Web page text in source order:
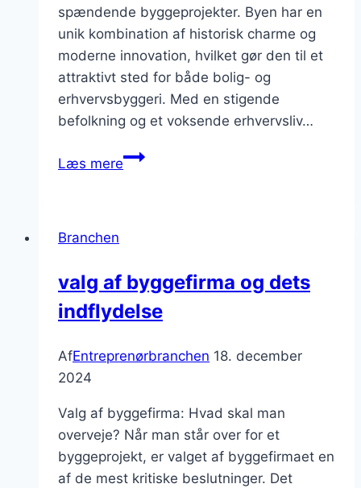
spændende byggeprojekter. Byen har en
unik kombination af historisk charme og
moderne innovation, hvilket gør den til et
attraktivt sted for både bolig- og
erhvervsbyggeri. Med en stigende
befolkning og et voksende erhvervsliv…
Læs mereByggeprojekter
Branchen
valg af byggefirma og dets
indflydelse
AfEntreprenørbranchen 18. december
2024
Valg af byggefirma: Hvad skal man
overveje? Når man står over for et
byggeprojekt, er valget af byggefirmaet en
af de mest kritiske beslutninger. Det